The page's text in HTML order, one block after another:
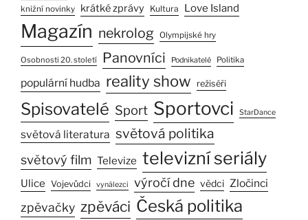
knižní novinky krátké zprávy Kultura Love Island
Magazín nekrolog Olympijské hry
Osobnosti 20. století Panovníci Podnikatelé Politika
populární hudba reality show režiséři
Spisovatelé Sport Sportovci StarDance
světová literatura světová politika
světový film Televize televizní seriály
Ulice Vojevůdci vynálezci výročí dne vědci Zločinci
zpěvačky zpěváci Česká politika